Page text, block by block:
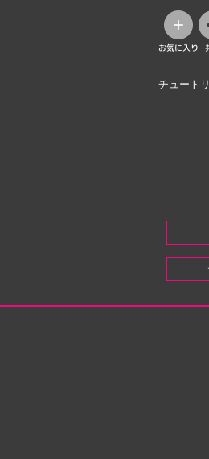
お気に入り
チュート